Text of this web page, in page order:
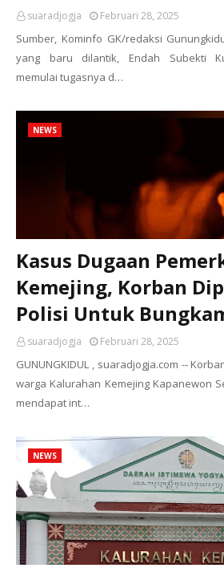
suaradjogja Februari 28, 2025
Sumber, Kominfo GK/redaksi
yang baru dilantik, Endah Subekti
memulai tugasnya d…
NEWS
Kasus Dugaan
Kemejing, Korban
Polisi Untuk
suaradjogja Februari 28, 2025
GUNUNGKIDUL , suaradjogja.com --
warga Kalurahan Kemejing Kapanewon
mendapat int…
NEWS